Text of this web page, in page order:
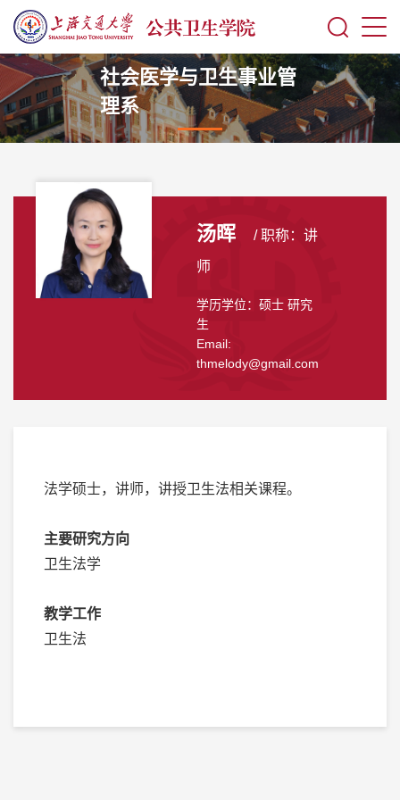
社会医学与卫生事业管
理系
汤晖 / 职称：讲
师
学历学位：硕士 研究
生
Email:
thmelody@gmail.com
法学硕士，讲师，讲授卫生法相关课程。
主要研究方向
卫生法学
教学工作
卫生法